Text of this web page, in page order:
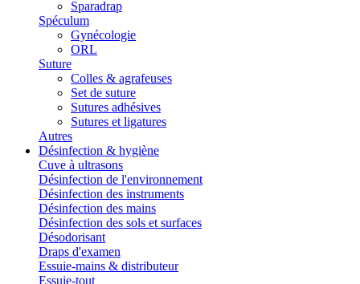
Sparadrap
Spéculum
Gynécologie
ORL
Suture
Colles & agrafeuses
Set de suture
Sutures adhésives
Sutures et ligatures
Autres
Désinfection & hygiène
Cuve à ultrasons
Désinfection de l'environnement
Désinfection des instruments
Désinfection des mains
Désinfection des sols et surfaces
Désodorisant
Draps d'examen
Essuie-mains & distributeur
Essuie-tout